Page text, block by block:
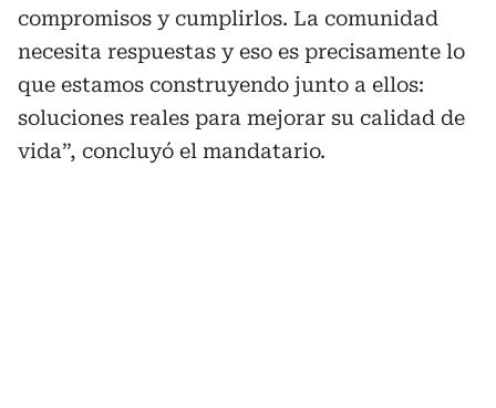
compromisos y cumplirlos. La comunidad
necesita respuestas y eso es precisamente lo
que estamos construyendo junto a ellos:
soluciones reales para mejorar su calidad de
vida”, concluyó el mandatario.